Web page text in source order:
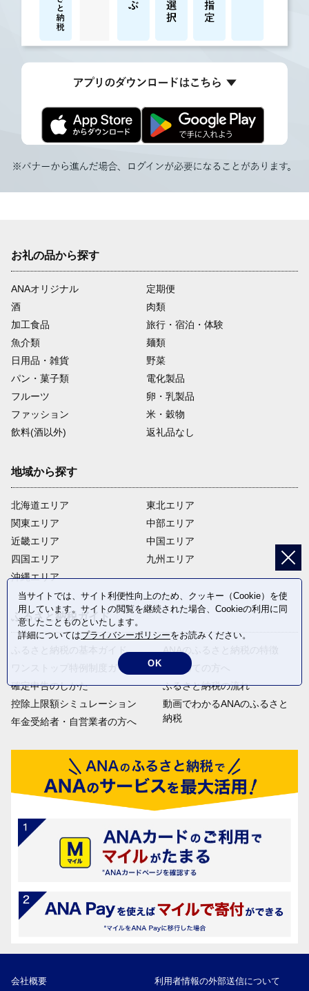
お礼の品から探す
ANAオリジナル
定期便
酒
肉類
加工食品
旅行・宿泊・体験
魚介類
麺類
日用品・雑貨
野菜
パン・菓子類
電化製品
フルーツ
卵・乳製品
ファッション
米・穀物
飲料(酒以外)
返礼品なし
地域から探す
北海道エリア
関東エリア
近畿エリア
四国エリア
沖縄エリア
東北エリア
中部エリア
中国エリア
九州エリア
ふるさと納税ガイド
ふるさと納税の基本ガイド
ワンストップ特例制度ガイド
確定申告のしかた
控除上限額シミュレーション
年金受給者・自営業者の方へ
ANAのふるさと納税の特徴
はじめての方へ
ふるさと納税の流れ
動画でわかるANAのふるさと
納税
会社概要 利用者情報の外部送信について
当サイトでは、サイト利便性向上のため、クッキー（Cookie）を使
用しています。サイトの閲覧を継続された場合、Cookieの利用に同
意したことものといたします。
詳細についてはプライバシーポリシーをお読みください。
OK